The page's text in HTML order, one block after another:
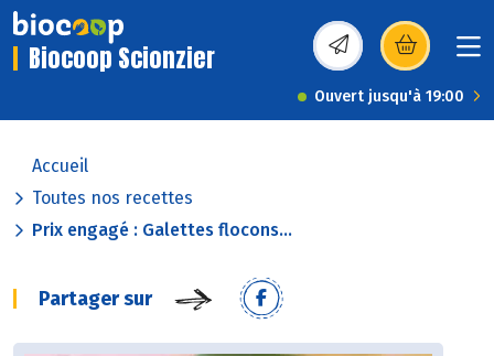
Biocoop Scionzier (s’ouvre dans une
Ouvert jusqu'à 19:00
Accueil
Toutes nos recettes
Prix engagé : Galettes flocons...
Partager sur